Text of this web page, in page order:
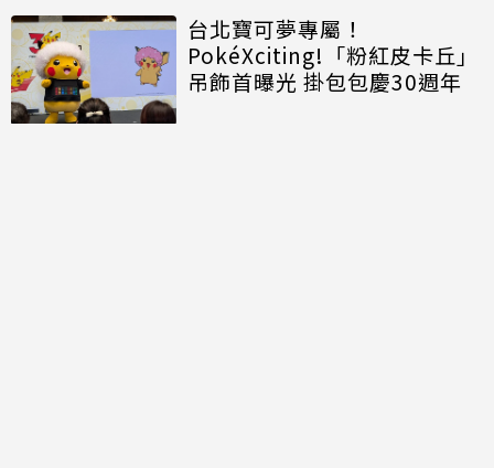
台北寶可夢專屬！
PokéXciting!「粉紅皮卡丘」
吊飾首曝光 掛包包慶30週年